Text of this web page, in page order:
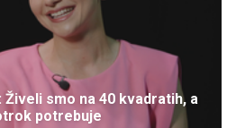
smo na 40 kvadratih, a
potrebuje